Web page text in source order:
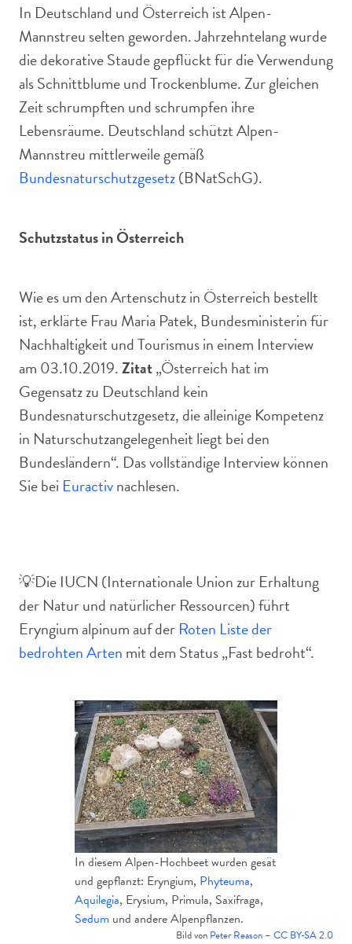
In Deutschland und Österreich ist Alpen-
Mannstreu selten geworden. Jahrzehntelang wurde
die dekorative Staude gepflückt für die Verwendung
als Schnittblume und Trockenblume. Zur gleichen
Zeit schrumpften und schrumpfen ihre
Lebensräume. Deutschland schützt Alpen-
Mannstreu mittlerweile gemäß
Bundesnaturschutzgesetz(BNatSchG).
Schutzstatus in Österreich
Wie es um den Artenschutz in Österreich bestellt
ist, erklärte Frau Maria Patek, Bundesministerin für
Nachhaltigkeit und Tourismus in einem Interview
am 03.10.2019.Zitat„Österreich hat im
Gegensatz zu Deutschland kein
Bundesnaturschutzgesetz, die alleinige Kompetenz
in Naturschutzangelegenheit liegt bei den
Bundesländern“. Das vollständige Interview können
Sie bei Euractivnachlesen.
💡Die IUCN (Internationale Union zur Erhaltung
der Natur und natürlicher Ressourcen) führt
Eryngium alpinum auf der Roten Liste der
bedrohten Arten mit dem Status „Fast bedroht“.
In diesem Alpen-Hochbeet wurden gesät
und gepflanzt: Eryngium, Phyteuma,
Aquilegia, Erysium, Primula, Saxifraga,
Sedum und andere Alpenpflanzen.
Bild von Peter Reason – CC BY-SA 2.0